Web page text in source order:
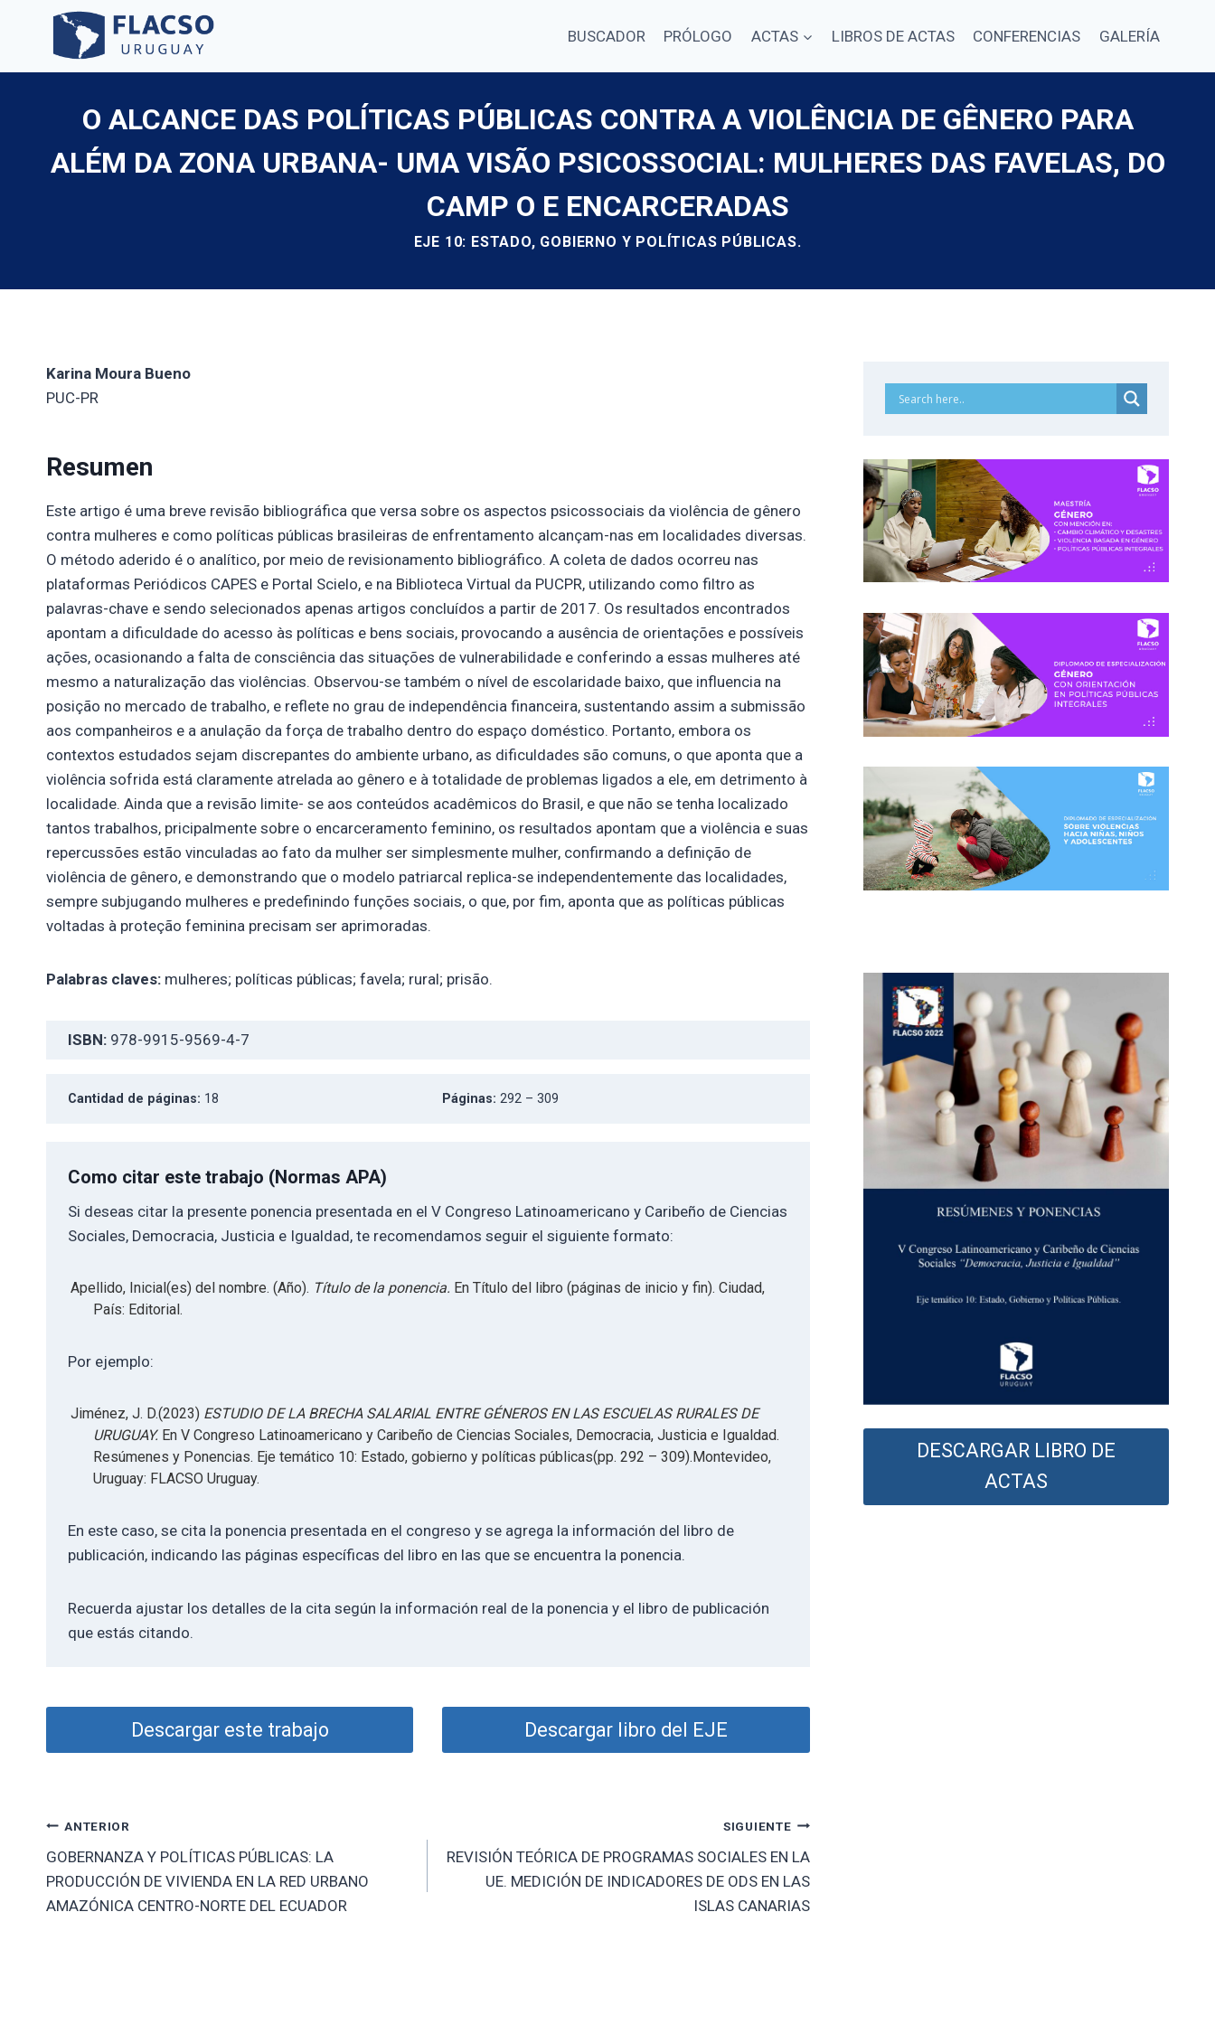
contenido
BUSCADOR PRÓLOGO ACTAS LIBROS DE ACTAS CONFERENCIAS GALERÍA
O ALCANCE DAS POLÍTICAS PÚBLICAS CONTRA A VIOLÊNCIA DE GÊNERO PARA
ALÉM DA ZONA URBANA- UMA VISÃO PSICOSSOCIAL: MULHERES DAS FAVELAS, DO
CAMP O E ENCARCERADAS
EJE 10: ESTADO, GOBIERNO Y POLÍTICAS PÚBLICAS.
Karina Moura Bueno
PUC-PR
Resumen
Este artigo é uma breve revisão bibliográfica que versa sobre os aspectos psicossociais da violência de gênero
contra mulheres e como políticas públicas brasileiras de enfrentamento alcançam-nas em localidades diversas.
O método aderido é o analítico, por meio de revisionamento bibliográfico. A coleta de dados ocorreu nas
plataformas Periódicos CAPES e Portal Scielo, e na Biblioteca Virtual da PUCPR, utilizando como filtro as
palavras-chave e sendo selecionados apenas artigos concluídos a partir de 2017. Os resultados encontrados
apontam a dificuldade do acesso às políticas e bens sociais, provocando a ausência de orientações e possíveis
ações, ocasionando a falta de consciência das situações de vulnerabilidade e conferindo a essas mulheres até
mesmo a naturalização das violências. Observou-se também o nível de escolaridade baixo, que influencia na
posição no mercado de trabalho, e reflete no grau de independência financeira, sustentando assim a submissão
aos companheiros e a anulação da força de trabalho dentro do espaço doméstico. Portanto, embora os
contextos estudados sejam discrepantes do ambiente urbano, as dificuldades são comuns, o que aponta que a
violência sofrida está claramente atrelada ao gênero e à totalidade de problemas ligados a ele, em detrimento à
localidade. Ainda que a revisão limite- se aos conteúdos acadêmicos do Brasil, e que não se tenha localizado
tantos trabalhos, pricipalmente sobre o encarceramento feminino, os resultados apontam que a violência e suas
repercussões estão vinculadas ao fato da mulher ser simplesmente mulher, confirmando a definição de
violência de gênero, e demonstrando que o modelo patriarcal replica-se independentemente das localidades,
sempre subjugando mulheres e predefinindo funções sociais, o que, por fim, aponta que as políticas públicas
voltadas à proteção feminina precisam ser aprimoradas.
Palabras claves: mulheres; políticas públicas; favela; rural; prisão.
ISBN: 978-9915-9569-4-7
Cantidad de páginas: 18 Páginas:292 – 309
Como citar este trabajo (Normas APA)
Si deseas citar la presente ponencia presentada en el V Congreso Latinoamericano y Caribeño de Ciencias
Sociales, Democracia, Justicia e Igualdad, te recomendamos seguir el siguiente formato:
Apellido, Inicial(es) del nombre. (Año). Título de la ponencia. En Título del libro (páginas de inicio y fin). Ciudad,
País: Editorial.
Por ejemplo:
Jiménez, J. D.(2023) ESTUDIO DE LA BRECHA SALARIAL ENTRE GÉNEROS EN LAS ESCUELAS RURALES DE
URUGUAY. En V Congreso Latinoamericano y Caribeño de Ciencias Sociales, Democracia, Justicia e Igualdad.
Resúmenes y Ponencias. Eje temático 10: Estado, gobierno y políticas públicas(pp. 292 – 309).Montevideo,
Uruguay: FLACSO Uruguay.
En este caso, se cita la ponencia presentada en el congreso y se agrega la información del libro de
publicación, indicando las páginas específicas del libro en las que se encuentra la ponencia.
Recuerda ajustar los detalles de la cita según la información real de la ponencia y el libro de publicación
que estás citando.
Descargar este trabajo Descargar libro del EJE
Navegación
de
entradas
ANTERIOR
GOBERNANZA Y POLÍTICAS PÚBLICAS: LA
PRODUCCIÓN DE VIVIENDA EN LA RED URBANO
AMAZÓNICA CENTRO-NORTE DEL ECUADOR
SIGUIENTE
REVISIÓN TEÓRICA DE PROGRAMAS SOCIALES EN LA
UE. MEDICIÓN DE INDICADORES DE ODS EN LAS
ISLAS CANARIAS
DESCARGAR LIBRO DE
ACTAS